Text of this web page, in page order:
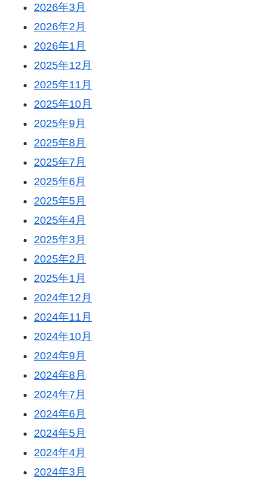
2026年3月
2026年2月
2026年1月
2025年12月
2025年11月
2025年10月
2025年9月
2025年8月
2025年7月
2025年6月
2025年5月
2025年4月
2025年3月
2025年2月
2025年1月
2024年12月
2024年11月
2024年10月
2024年9月
2024年8月
2024年7月
2024年6月
2024年5月
2024年4月
2024年3月